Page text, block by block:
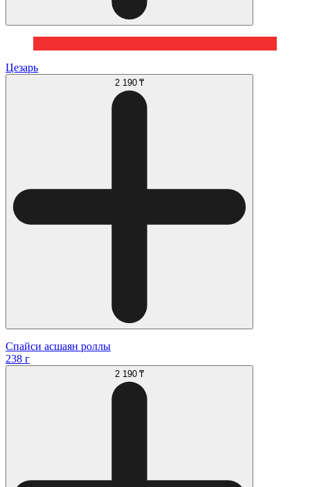
Цезарь
2 190 ₸
Спайси асшаян роллы
238 г
2 190 ₸